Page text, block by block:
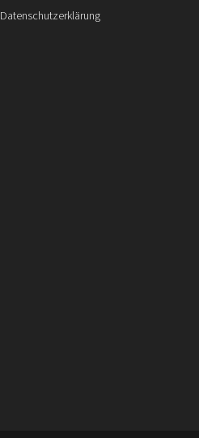
Datenschutzerklärung